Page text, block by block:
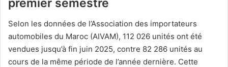
premier semestre
Selon les données de l’Association des importateurs
automobiles du Maroc (AIVAM), 112 026 unités ont été
vendues jusqu’à fin juin 2025, contre 82 286 unités au
cours de la même période de l’année dernière. Cette